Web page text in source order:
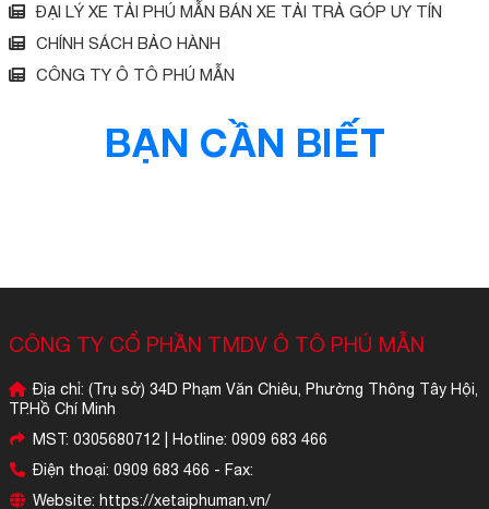
ĐẠI LÝ XE TẢI PHÚ MẪN BÁN XE TẢI TRẢ GÓP UY TÍN
CHÍNH SÁCH BẢO HÀNH
CÔNG TY Ô TÔ PHÚ MẪN
BẠN CẦN BIẾT
CÔNG TY CỔ PHẦN TMDV Ô TÔ PHÚ MẪN
Địa chỉ: (Trụ sở) 34D Phạm Văn Chiêu, Phường Thông Tây Hội,
TP.Hồ Chí Minh
MST: 0305680712 | Hotline: 0909 683 466
Điện thoại: 0909 683 466 - Fax:
Website: https://xetaiphuman.vn/